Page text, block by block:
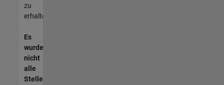
zu
erhalten.
Es
wurden
nicht
alle
Stellen